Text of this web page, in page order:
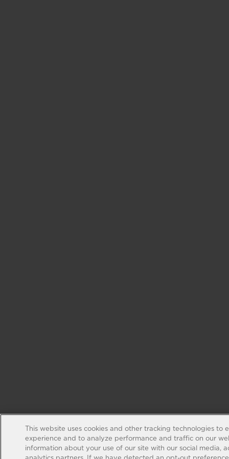
This website uses cookies and other tracking technologies to
experience and to analyze performance and traffic on our
information about your use of our site with our social media,